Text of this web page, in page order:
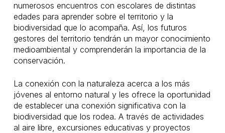
numerosos encuentros con escolares de distintas
edades para aprender sobre el territorio y la
biodiversidad que lo acompaña. Así, los futuros
gestores del territorio tendrán un mayor conocimiento
medioambiental y comprenderán la importancia de la
conservación.
La conexión con la naturaleza acerca a los más
jóvenes al entorno natural y les ofrece la oportunidad
de establecer una conexión significativa con la
biodiversidad que los rodea. A través de actividades
al aire libre, excursiones educativas y proyectos